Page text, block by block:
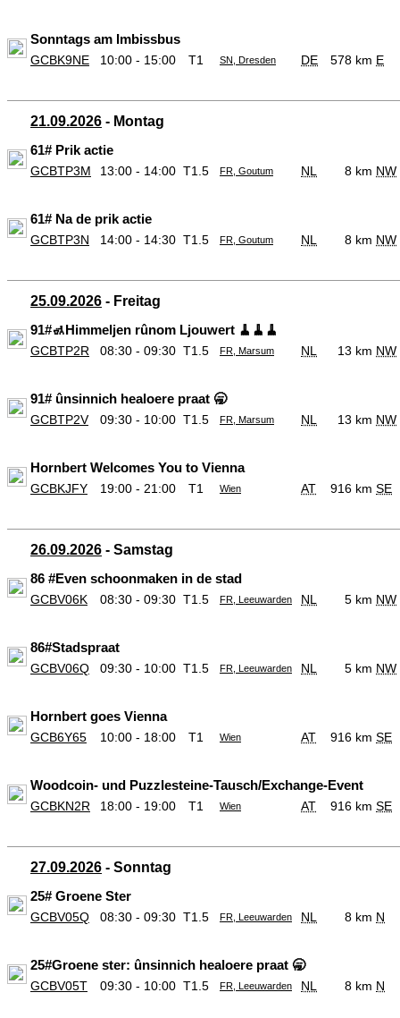
Sonntags am Imbissbus
GCBK9NE 10:00 - 15:00 T1 SN, Dresden DE 578 km E
21.09.2026 - Montag
61# Prik actie
GCBTP3M 13:00 - 14:00 T1.5 FR, Goutum NL 8 km NW
61# Na de prik actie
GCBTP3N 14:00 - 14:30 T1.5 FR, Goutum NL 8 km NW
25.09.2026 - Freitag
91#🚮Himmeljen rûnom Ljouwert 🧹🧹🧹
GCBTP2R 08:30 - 09:30 T1.5 FR, Marsum NL 13 km NW
91# ûnsinnich healoere praat 🥱
GCBTP2V 09:30 - 10:00 T1.5 FR, Marsum NL 13 km NW
Hornbert Welcomes You to Vienna
GCBKJFY 19:00 - 21:00 T1 Wien AT 916 km SE
26.09.2026 - Samstag
86 #Even schoonmaken in de stad
GCBV06K 08:30 - 09:30 T1.5 FR, Leeuwarden NL 5 km NW
86#Stadspraat
GCBV06Q 09:30 - 10:00 T1.5 FR, Leeuwarden NL 5 km NW
Hornbert goes Vienna
GCB6Y65 10:00 - 18:00 T1 Wien AT 916 km SE
Woodcoin- und Puzzlesteine-Tausch/Exchange-Event
GCBKN2R 18:00 - 19:00 T1 Wien AT 916 km SE
27.09.2026 - Sonntag
25# Groene Ster
GCBV05Q 08:30 - 09:30 T1.5 FR, Leeuwarden NL 8 km N
25#Groene ster: ûnsinnich healoere praat 🥱
GCBV05T 09:30 - 10:00 T1.5 FR, Leeuwarden NL 8 km N